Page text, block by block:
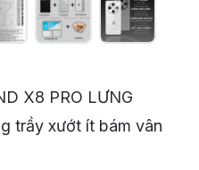
X8 PRO LƯNG
trầy xướt ít bám vân